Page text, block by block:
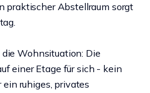
praktischer Abstellraum sorgt
Wohnsituation: Die
einer Etage für sich - kein
ruhiges, privates